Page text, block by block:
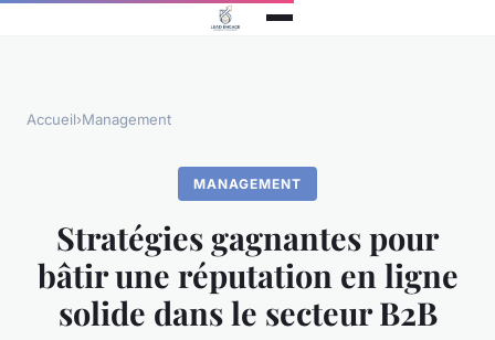
Accueil›Management
MANAGEMENT
Stratégies gagnantes pour
bâtir une réputation en ligne
solide dans le secteur B2B